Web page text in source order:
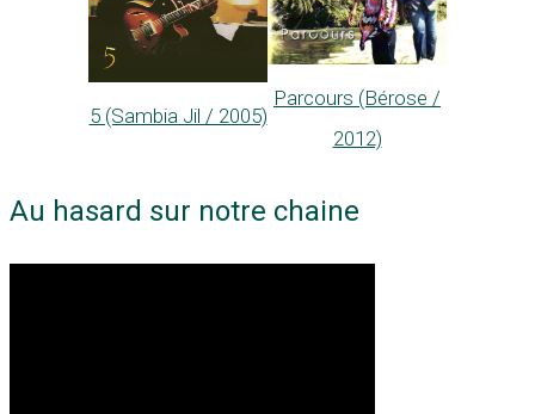
5 (Sambia Jil / 2005)
Parcours (Bérose /
2012)
Au hasard sur notre chaine